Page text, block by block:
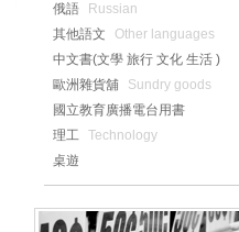
俄語
Russian
其他語文
Other languages
中文書(文學 旅行 文化 生活 )
歐洲雜貨舖
Sundry goods
國立教育廣播電台用書
理工 Technology
桌遊